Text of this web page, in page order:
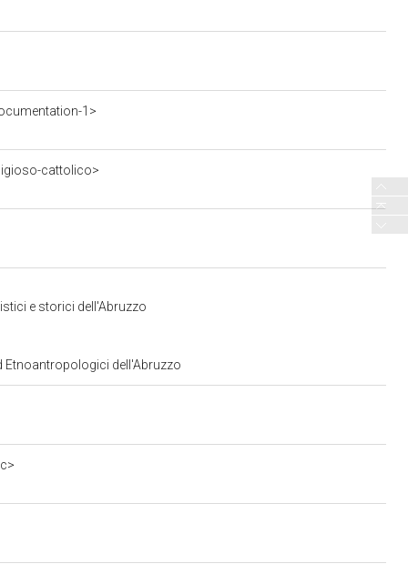
1>
cattolico>
e storici dell'Abruzzo
Etnoantropologici dell'Abruzzo